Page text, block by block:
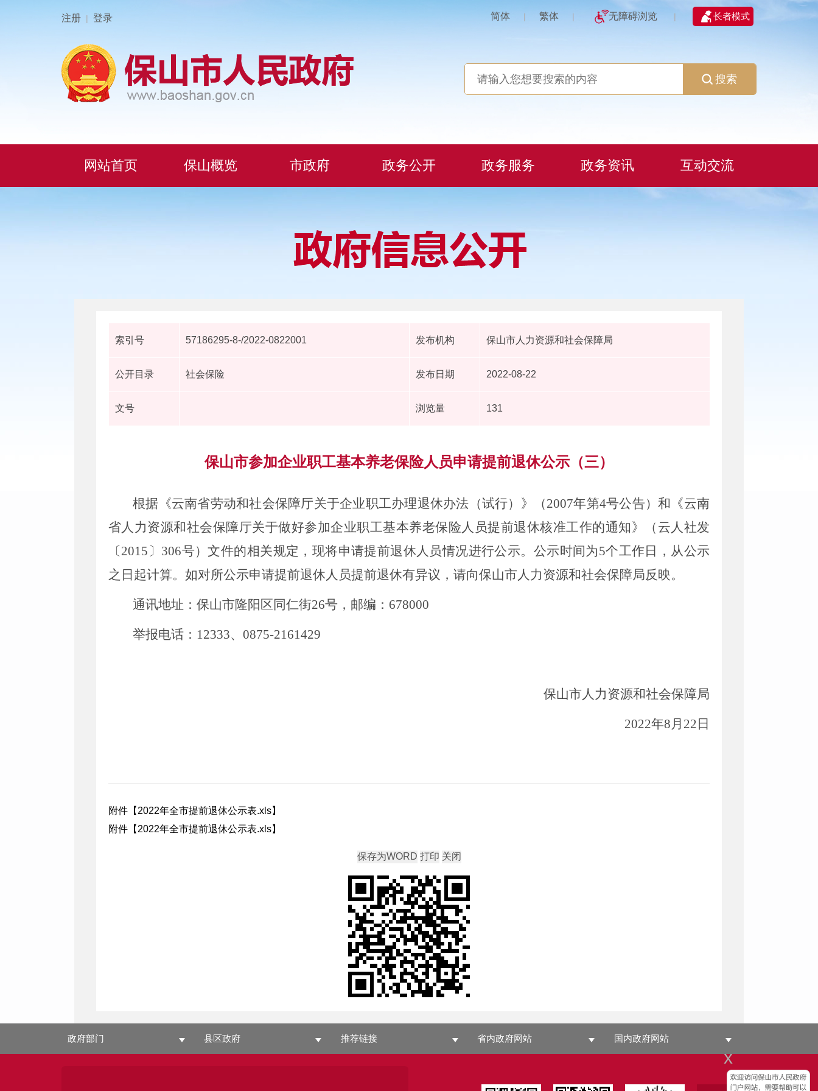
注册 | 登录 简体 | 繁体 | 无障碍浏览 | 长者模式
x
搜索
网站首页 保山概览 市政府 政务公开 政务服务 政务资讯 互动交流
索引号 57186295-8-/2022-0822001 发布机构 保山市人力资源和社会保障局
公开目录 社会保险 发布日期 2022-08-22
文号 浏览量 131
保山市参加企业职工基本养老保险人员申请提前退休公示（三）
根据《云南省劳动和社会保障厅关于企业职工办理退休办法（试行）》（2007年第4号公告）和《云南
省人力资源和社会保障厅关于做好参加企业职工基本养老保险人员提前退休核准工作的通知》（云人社发
〔2015〕306号）文件的相关规定，现将申请提前退休人员情况进行公示。公示时间为5个工作日，从公示
之日起计算。如对所公示申请提前退休人员提前退休有异议，请向保山市人力资源和社会保障局反映。
通讯地址：保山市隆阳区同仁街26号，邮编：678000
举报电话：12333、0875-2161429
保山市人力资源和社会保障局
2022年8月22日
附件【 2022年全市提前退休公示表.xls】
附件【 2022年全市提前退休公示表.xls】
政府部门 县区政府 推荐链接 省内政府网站 国内政府网站